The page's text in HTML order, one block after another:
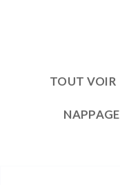
TOUT VOIR
NAPPAGE